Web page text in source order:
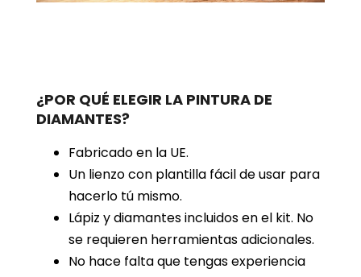
¿POR QUÉ ELEGIR LA PINTURA DE
DIAMANTES?
Fabricado en la UE.
Un lienzo con plantilla fácil de usar para
hacerlo tú mismo.
Lápiz y diamantes incluidos en el kit. No
se requieren herramientas adicionales.
No hace falta que tengas experiencia